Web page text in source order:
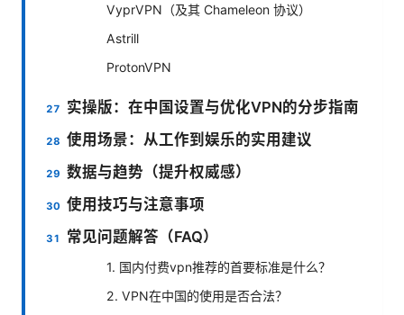
VyprVPN（及其 Chameleon 协议）
Astrill
ProtonVPN
实操版：在中国设置与优化VPN的分步指南
使用场景：从工作到娱乐的实用建议
数据与趋势（提升权威感）
使用技巧与注意事项
常见问题解答（FAQ）
1. 国内付费vpn推荐的首要标准是什么？
2. VPN在中国的使用是否合法？